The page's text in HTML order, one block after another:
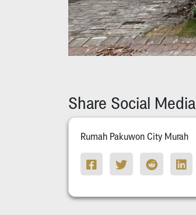
Share Social Media
Rumah Pakuwon City Murah